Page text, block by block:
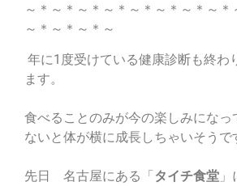
～＊～＊～＊～＊～＊～＊～＊～＊
～＊～＊～＊～
年に1度受けている健康診断も終わ
ます。
食べることのみが今の楽しみになっ
ないと体が横に成長しちゃいそうで
先日 名古屋にある「タイチ食堂